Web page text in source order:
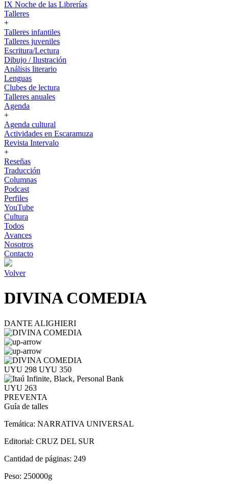
IX Noche de las Librerías
Talleres
+
Talleres infantiles
Talleres juveniles
Escritura/Lectura
Dibujo / Ilustración
Análisis literario
Lenguas
Clubes de lectura
Talleres anuales
Agenda
+
Agenda cultural
Actividades en Escaramuza
Revista Intervalo
+
Reseñas
Traducción
Columnas
Podcast
Perfiles
YouTube
Cultura
Todos
Avances
Nosotros
Contacto
Volver
DIVINA COMEDIA
DANTE ALIGHIERI
UYU 298 UYU 350
UYU 263
PREVENTA
Guía de talles
Temática: NARRATIVA UNIVERSAL
Editorial: CRUZ DEL SUR
Cantidad de páginas: 249
Peso: 250000g